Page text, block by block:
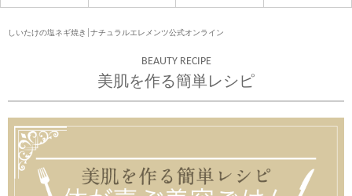
しいたけの塩ネギ焼き│ナチュラルエレメンツ公式オンライン
BEAUTY RECIPE
美肌を作る簡単レシピ